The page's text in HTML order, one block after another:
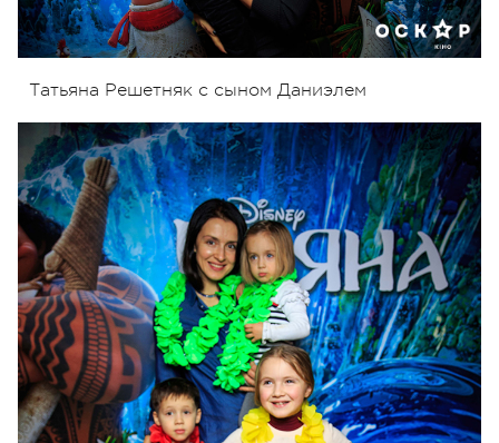
Татьяна Решетняк с сыном Даниэлем